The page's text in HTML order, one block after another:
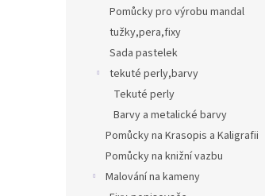
Pomůcky pro výrobu mandal
tužky,pera,fixy
Sada pastelek
tekuté perly,barvy
Tekuté perly
Barvy a metalické barvy
Pomůcky na Krasopis a Kaligrafii
Pomůcky na knižní vazbu
Malování na kameny